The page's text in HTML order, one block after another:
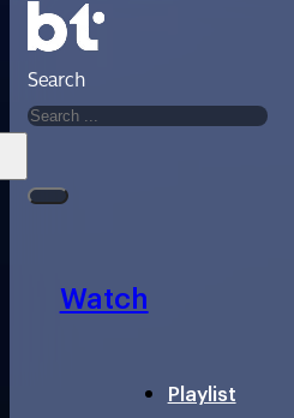
Search
Watch
Playlist